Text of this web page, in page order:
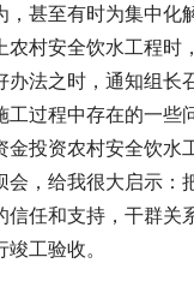
甚至有时为集中
村安全饮水工程
法之时，通知组长
过程中存在的一
投资农村安全饮
，给我很大启示
任和支持，干群
工验收。